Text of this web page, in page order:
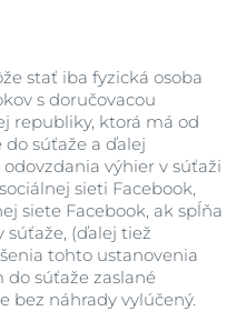
stať iba fyzická osoba
s doručovacou
republiky, ktorá má od
súťaže a ďalej
výhier v súťaži
sieti Facebook,
siete Facebook, ak spĺňa
(ďalej tiež
tohto ustanovenia
do súťaže zaslané
bez náhrady vylúčený.